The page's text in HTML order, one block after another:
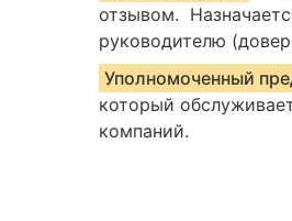
отзывом.
руководителю
Уполномоченный
который
компаний.